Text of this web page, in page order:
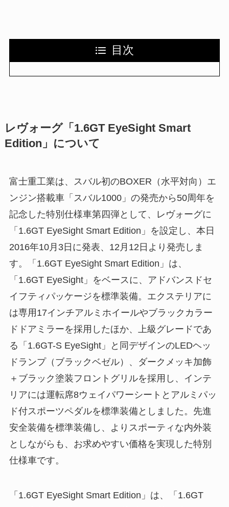
目次
レヴォーグ「1.6GT EyeSight Smart
Edition」について
富士重工業は、スバル初のBOXER（水平対向）エ
ンジン搭載車「スバル1000」の発売から50周年を
記念した特別仕様車第四弾として、レヴォーグに
「1.6GT EyeSight Smart Edition」を設定し、本日
2016年10月3日に発表、12月12日より発売しま
す。「1.6GT EyeSight Smart Edition」は、
「1.6GT EyeSight」をベースに、アドバンスドセ
イフティパッケージを標準装備。エクステリアに
は専用17インチアルミホイールやブラックカラー
ドドアミラーを採用したほか、上級グレードであ
る「1.6GT-S EyeSight」と同デザインのLEDヘッ
ドランプ（ブラックベゼル）、ダークメッキ加飾
＋ブラック塗装フロントグリルを採用し、インテ
リアには運転席8ウェイパワーシートとアルミパッ
ド付スポーツペダルを標準装備としました。先進
安全装備を標準装備し、よりスポーティな内外装
としながらも、お求めやすい価格を実現した特別
仕様車です。
「1.6GT EyeSight Smart Edition」は、「1.6GT